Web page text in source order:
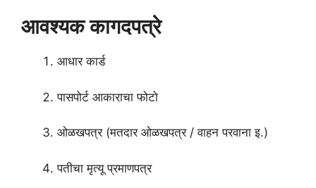
आवश्यक कागदपत्रे
आधार कार्ड
पासपोर्ट आकाराचा फोटो
ओळखपत्र (मतदार ओळखपत्र / वाहन परवाना इ.)
पतीचा मृत्यू प्रमाणपत्र